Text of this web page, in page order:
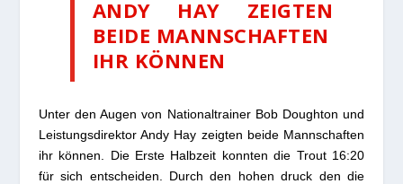
ANDY HAY ZEIGTEN
BEIDE MANNSCHAFTEN
IHR KÖNNEN
Unter den Augen von Nationaltrainer Bob Doughton und
Leistungsdirektor Andy Hay zeigten beide Mannschaften
ihr können. Die Erste Halbzeit konnten die Trout 16:20
für sich entscheiden. Durch den hohen druck den die